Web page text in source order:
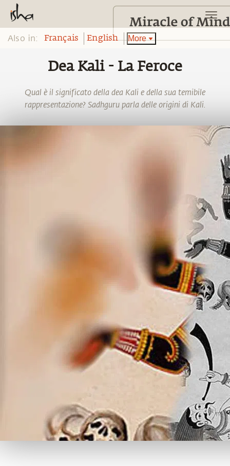
Also in: Français English More
Dea Kali - La Feroce
Qual è il significato della dea Kali e della sua temibile
rappresentazione? Sadhguru parla delle origini di Kali.